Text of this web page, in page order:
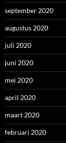
september 2020
augustus 2020
juli 2020
juni 2020
mei 2020
april 2020
maart 2020
februari 2020